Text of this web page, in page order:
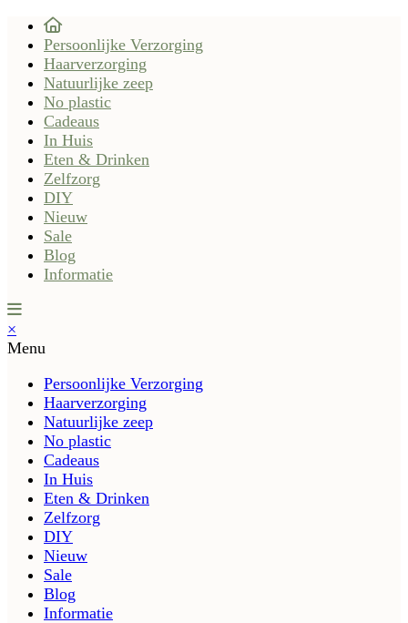
Persoonlijke Verzorging
Haarverzorging
Natuurlijke zeep
No plastic
Cadeaus
In Huis
Eten & Drinken
Zelfzorg
DIY
Nieuw
Sale
Blog
Informatie
×
Menu
Persoonlijke Verzorging
Haarverzorging
Natuurlijke zeep
No plastic
Cadeaus
In Huis
Eten & Drinken
Zelfzorg
DIY
Nieuw
Sale
Blog
Informatie